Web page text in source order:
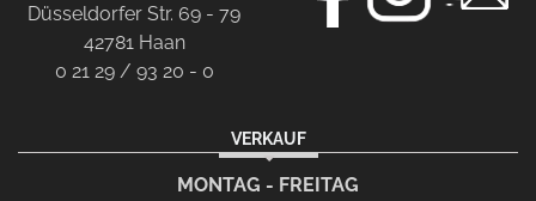
Düsseldorfer Str. 69 - 79
42781 Haan
0 21 29 / 93 20 - 0
VERKAUF
MONTAG - FREITAG